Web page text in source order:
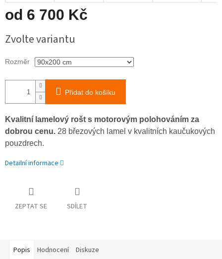
od 6 700 Kč
cena:
Zvolte variantu
Rozměr
Přidat do košíku
Kvalitní lamelový rošt s motorovým polohováním za
dobrou cenu. 28 březových lamel v kvalitních kaučukových
pouzdrech.
Detailní informace
ZEPTAT SE SDÍLET
Popis Hodnocení Diskuze